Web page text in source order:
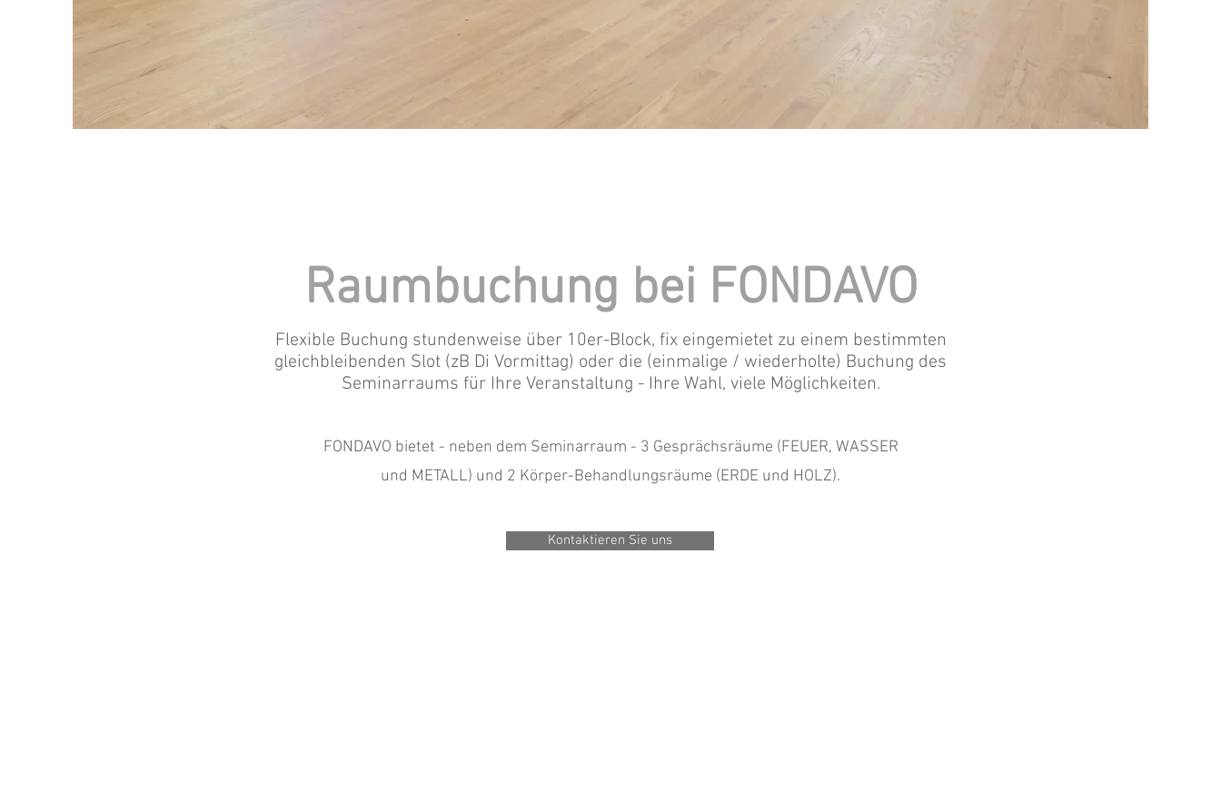
Raumbuchung bei FONDAVO
Flexible Buchung stundenweise über 10er-Block, fix eingemietet zu einem bestimmten
gleichbleibenden Slot (zB Di Vormittag) oder die (einmalige / wiederholte) Buchung des
Seminarraums für Ihre Veranstaltung - Ihre Wahl, viele Möglichkeiten.
FONDAVO bietet - neben dem Seminarraum - 3 Gesprächsräume (FEUER, WASSER
und METALL) und 2 Körper-Behandlungsräume (ERDE und HOLZ).
Kontaktieren Sie uns